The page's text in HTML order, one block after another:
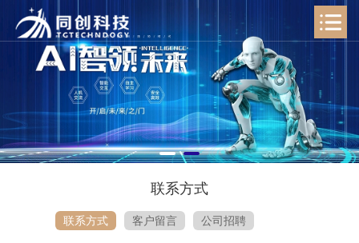
联系方式
联系方式 客户留言 公司招聘